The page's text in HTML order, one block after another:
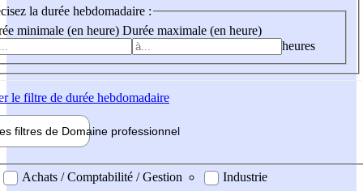
la durée hebdomadaire :
minimale (en heure) Durée maximale (en heure)
heures
le filtre de durée hebdomadaire
filtres de Domaine professionnel
professionel
Achats / Comptabilité / Gestion
Industrie